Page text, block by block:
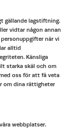
gällande lagstiftning.
vidtar någon annan
när vi
alltid
Känsliga
starka skäl och om
oss för att få veta
om dina rättigheter
webbplatser.